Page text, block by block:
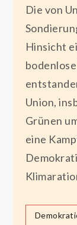
Die von
Hinsicht
Union,
Grünen
eine